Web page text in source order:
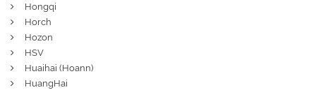
Hongqi
Horch
Hozon
HSV
Huaihai (Hoann)
HuangHai